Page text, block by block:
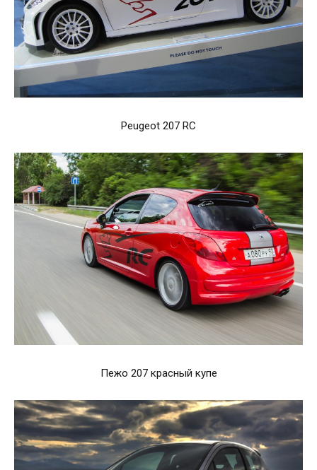
Peugeot 207 RC
Пежо 207 красный купе